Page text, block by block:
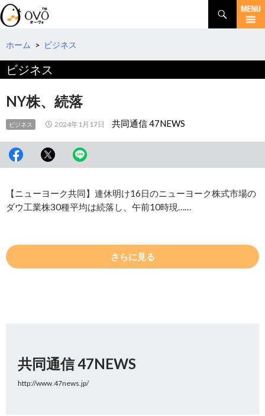
検
索
コ
テ
へ
移
動
ホーム > ビジネス
ビジネス
NY株、続落
ビジネス 2024年1月17日 共同通信 47NEWS
【ニューヨーク共同】連休明け16日のニューヨーク株式市場の
ダウ工業株30種平均は続落し、午前10時現……
さらに見る
共同通信 47NEWS
http://www.47news.jp/